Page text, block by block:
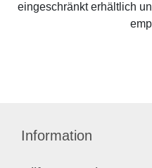
eingeschränkt erhältlich
Information